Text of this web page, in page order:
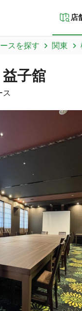
店
スを探す 関東
子舘
ス